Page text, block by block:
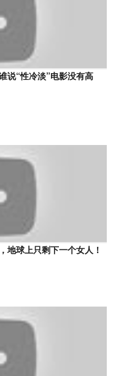
说“性冷淡”电影没有高
地球上只剩下一个女人！